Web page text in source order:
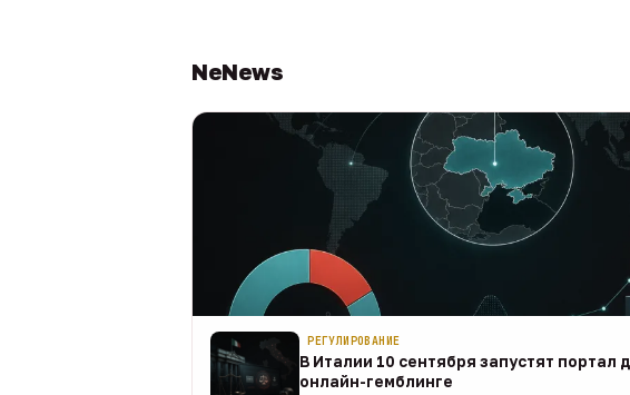
NeNews
РЕГУЛИРОВАНИЕ
В Италии 10 сентября запустят портал
онлайн-гемблинге